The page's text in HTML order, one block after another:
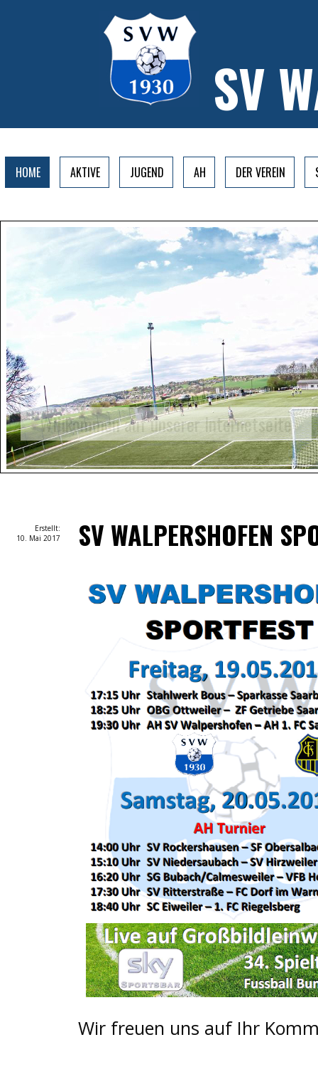
SV
HOME AKTIVE JUGEND AH DER VEREIN
Auf geht's!
Erstellt:
10. Mai 2017
SV WALPERSHOFEN
Wir freuen uns auf Ihr